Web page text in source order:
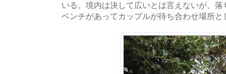
いる。境内は決して広いとは言えないが、
ベンチがあってカップルが待ち合わせ場所と